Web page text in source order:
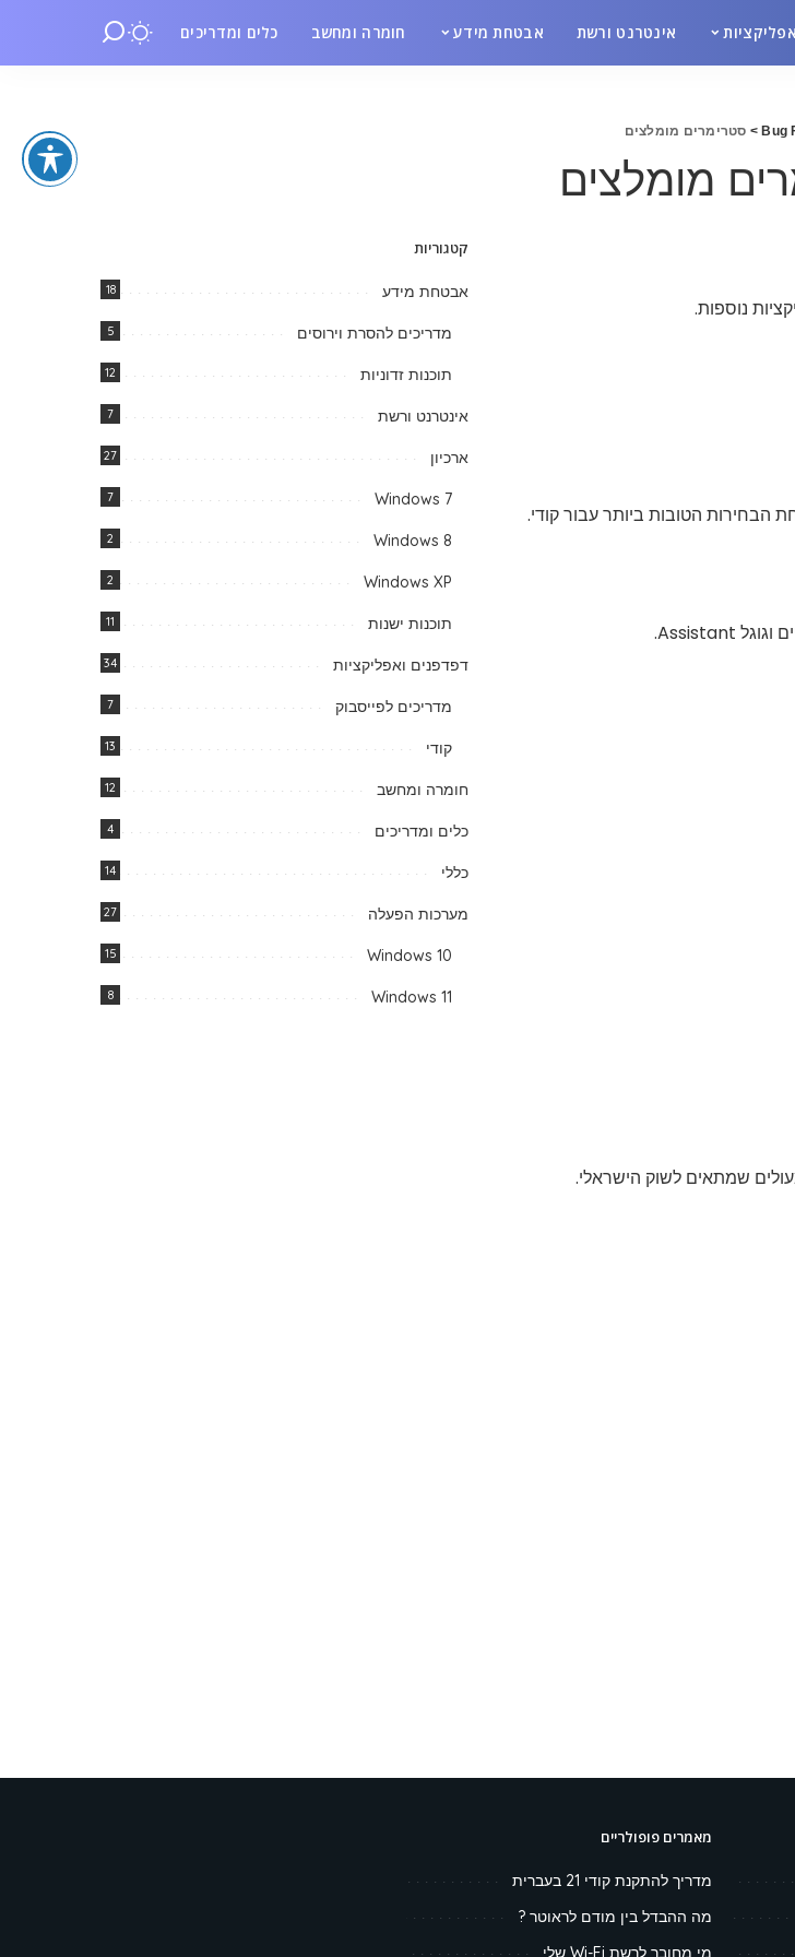
אינטרנט ורשת אבטחת מידע חומרה ומחשב כלים ומדריכים
Bug
> סטרימרים מומלצים
מומלצים
נוספות.
קטגוריות
אבטחת מידע 18
מדריכים להסרת וירוסים 5
תוכנות זדוניות 12
אינטרנט ורשת 7
ארכיון 27
Windows 7
7
Windows 8
2
Windows XP
2
תוכנות ישנות 11
דפדפנים ואפליקציות 34
מדריכים לפייסבוק 7
קודי 13
חומרה ומחשב 12
כלים ומדריכים 4
כללי 14
מערכות הפעלה 27
Windows 10
15
Windows 11
8
מאמרים פופולריים
מדריך להתקנת קודי 21 בעברית
מה ההבדל בין מודם לראוטר ?
מי מחובר לרשת Wi-Fi שלי